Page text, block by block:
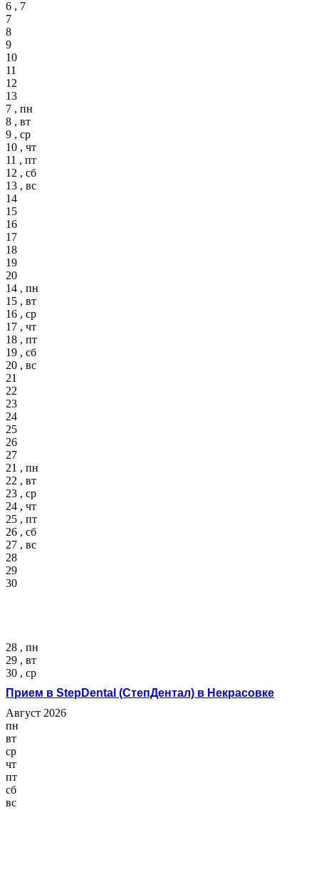
6 , 7
7
8
9
10
11
12
13
7 , пн
8 , вт
9 , ср
10 , чт
11 , пт
12 , сб
13 , вс
14
15
16
17
18
19
20
14 , пн
15 , вт
16 , ср
17 , чт
18 , пт
19 , сб
20 , вс
21
22
23
24
25
26
27
21 , пн
22 , вт
23 , ср
24 , чт
25 , пт
26 , сб
27 , вс
28
29
30
28 , пн
29 , вт
30 , ср
Прием в StepDental (СтепДентал) в Некрасовке
Август 2026
пн
вт
ср
чт
пт
сб
вс